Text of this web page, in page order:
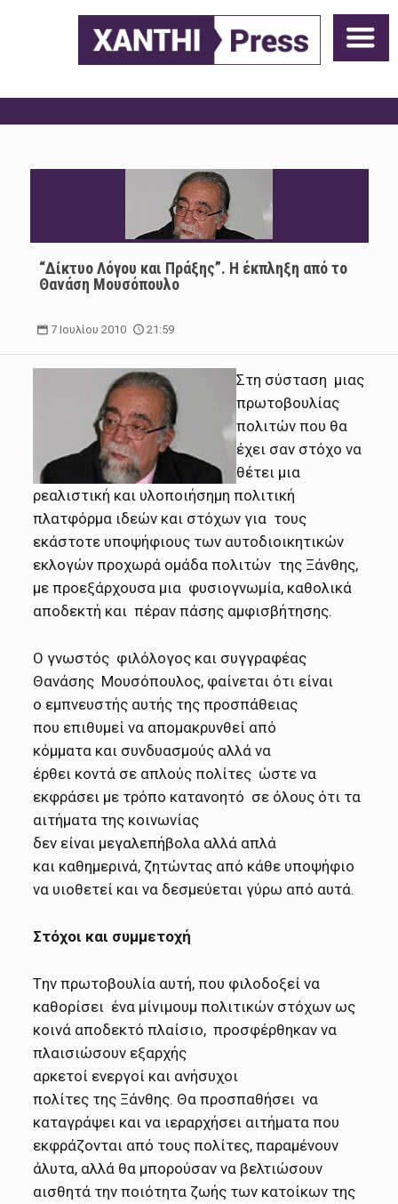
“Δίκτυο Λόγου και Πράξης”. Η έκπληξη από το
Θανάση Μουσόπουλο
7 Ιουλίου 2010 21:59
Στη σύσταση μιας
πρωτοβουλίας
πολιτών που θα
έχει σαν στόχο να
θέτει μια
ρεαλιστική και υλοποιήσημη πολιτική
πλατφόρμα ιδεών και στόχων για τους
εκάστοτε υποψήφιους των αυτοδιοικητικών
εκλογών προχωρά ομάδα πολιτών της Ξάνθης,
με προεξάρχουσα μια φυσιογνωμία, καθολικά
αποδεκτή και πέραν πάσης αμφισβήτησης.
Ο γνωστός φιλόλογος και συγγραφέας
Θανάσης Μουσόπουλος, φαίνεται ότι είναι
ο εμπνευστής αυτής της προσπάθειας
που επιθυμεί να απομακρυνθεί από
κόμματα και συνδυασμούς αλλά να
έρθει κοντά σε απλούς πολίτες ώστε να
εκφράσει με τρόπο κατανοητό σε όλους ότι τα
αιτήματα της κοινωνίας
δεν είναι μεγαλεπήβολα αλλά απλά
και καθημερινά, ζητώντας από κάθε υποψήφιο
να υιοθετεί και να δεσμεύεται γύρω από αυτά.
Στόχοι και συμμετοχή
Tην πρωτοβουλία αυτή, που φιλοδοξεί να
καθορίσει ένα μίνιμουμ πολιτικών στόχων ως
κοινά αποδεκτό πλαίσιο, προσφέρθηκαν να
πλαισιώσουν εξαρχής
αρκετοί ενεργοί και ανήσυχοι
πολίτες της Ξάνθης. Θα προσπαθήσει να
καταγράψει και να ιεραρχήσει αιτήματα που
εκφράζονται από τους πολίτες, παραμένουν
άλυτα, αλλά θα μπορούσαν να βελτιώσουν
αισθητά την ποιότητα ζωής των κατοίκων της